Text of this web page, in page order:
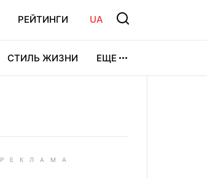
РЕЙТИНГИ UA
СТИЛЬ ЖИЗНИ ЕЩЕ